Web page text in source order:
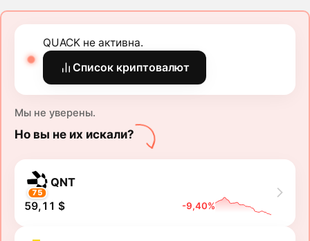
QUACK не активна.
Список криптовалют
Мы не уверены.
Но вы не их искали?
75
QNT
59,11 $ -9,40%